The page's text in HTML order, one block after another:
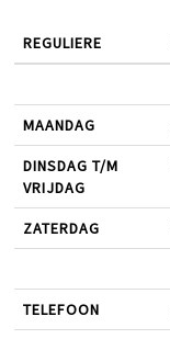
REGULIERE
MAANDAG
DINSDAG T/M
VRIJDAG
ZATERDAG
TELEFOON